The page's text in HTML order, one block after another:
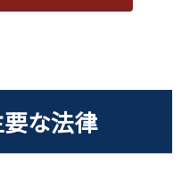
な法律